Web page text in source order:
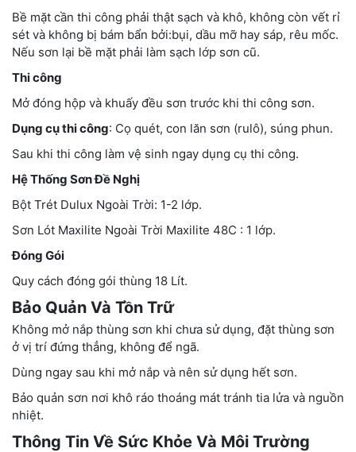
Bề mặt cần thi công phải thật sạch và khô, không còn vết rỉ
sét và không bị bám bẩn bởi:bụi, dầu mỡ hay sáp, rêu mốc.
Nếu sơn lại bề mặt phải làm sạch lớp sơn cũ.
Thi công
Mở đóng hộp và khuấy đều sơn trước khi thi công sơn.
Dụng cụ thi công: Cọ quét, con lăn sơn (rulô), súng phun.
Sau khi thi công làm vệ sinh ngay dụng cụ thi công.
Hệ Thống Sơn Đề Nghị
Bột Trét Dulux Ngoài Trời: 1-2 lớp.
Sơn Lót Maxilite Ngoài Trời Maxilite 48C : 1 lớp.
Đóng Gói
Quy cách đóng gói thùng 18 Lít.
Bảo Quản Và Tồn Trữ
Không mở nắp thùng sơn khi chưa sử dụng, đặt thùng sơn
ở vị trí đứng thẳng, không để ngã.
Dùng ngay sau khi mở nắp và nên sử dụng hết sơn.
Bảo quản sơn nơi khô ráo thoáng mát tránh tia lửa và nguồn
nhiệt.
Thông Tin Về Sức Khỏe Và Môi Trường